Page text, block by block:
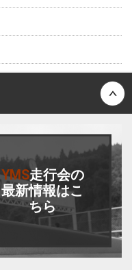
YMS走行会の
最新情報はこ
ちら